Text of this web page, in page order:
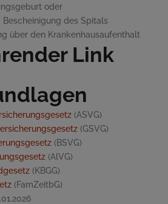
oder
des Spitals
über den Krankenhausaufenthalt
Link
(ASVG)
(GSVG)
(BSVG)
(AlVG)
(KBGG)
(FamZeitbG)